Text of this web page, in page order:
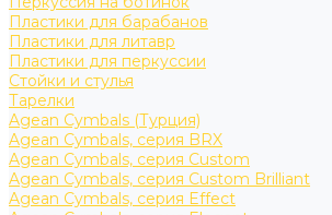
Пластики для барабанов
Пластики для литавр
Пластики для перкуссии
Стойки и стулья
Тарелки
Agean Cymbals (Турция)
Agean Cymbals, серия BRX
Agean Cymbals, серия Custom
Agean Cymbals, серия Custom Brilliant
Agean Cymbals, серия Effect